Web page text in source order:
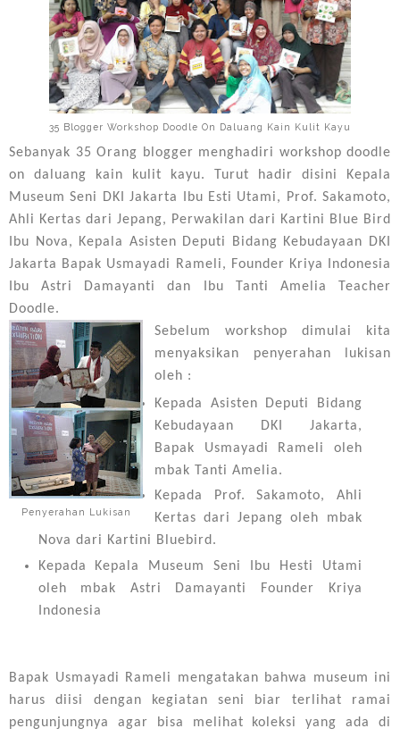
35 Blogger Workshop Doodle On Daluang Kain Kulit Kayu
Sebanyak 35 Orang blogger menghadiri workshop doodle
on daluang kain kulit kayu. Turut hadir disini Kepala
Museum Seni DKI Jakarta Ibu Esti Utami, Prof. Sakamoto,
Ahli Kertas dari Jepang, Perwakilan dari Kartini Blue Bird
Ibu Nova, Kepala Asisten Deputi Bidang Kebudayaan DKI
Jakarta Bapak Usmayadi Rameli, Founder Kriya Indonesia
Ibu Astri Damayanti dan Ibu Tanti Amelia Teacher
Doodle.
Penyerahan Lukisan
Sebelum workshop dimulai kita
menyaksikan penyerahan lukisan
oleh :
Kepada Asisten Deputi Bidang
Kebudayaan DKI Jakarta,
Bapak Usmayadi Rameli oleh
mbak Tanti Amelia.
Kepada Prof. Sakamoto, Ahli
Kertas dari Jepang oleh mbak
Nova dari Kartini Bluebird.
Kepada Kepala Museum Seni Ibu Hesti Utami
oleh mbak Astri Damayanti Founder Kriya
Indonesia
Bapak Usmayadi Rameli mengatakan bahwa museum ini
harus diisi dengan kegiatan seni biar terlihat ramai
pengunjungnya agar bisa melihat koleksi yang ada di